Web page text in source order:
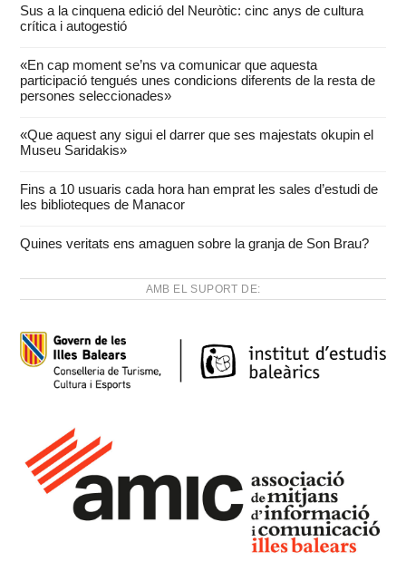
Sus a la cinquena edició del Neuròtic: cinc anys de cultura
crítica i autogestió
«En cap moment se’ns va comunicar que aquesta
participació tengués unes condicions diferents de la resta de
persones seleccionades»
«Que aquest any sigui el darrer que ses majestats okupin el
Museu Saridakis»
Fins a 10 usuaris cada hora han emprat les sales d’estudi de
les biblioteques de Manacor
Quines veritats ens amaguen sobre la granja de Son Brau?
AMB EL SUPORT DE: